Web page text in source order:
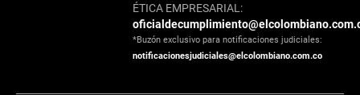
ÉTICA EMPRESARIAL:
*Buzón exclusivo para notificaciones judiciales:
notificacionesjudiciales@elcolombiano.com.co